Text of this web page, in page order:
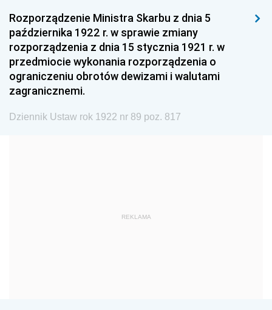
1990 1989 1988
1987 1986 1985
1984 1983 1982
1981
1978 1977
Rozporządzenie Ministra Skarbu z dnia 5
października 1922 r. w sprawie zmiany
rozporządzenia z dnia 15 stycznia 1921 r. w
przedmiocie wykonania rozporządzenia o
ograniczeniu obrotów dewizami i walutami
zagranicznemi.
Dziennik Ustaw rok 1922 nr 89 poz. 817
REKLAMA